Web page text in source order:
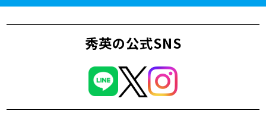
秀英の公式SNS